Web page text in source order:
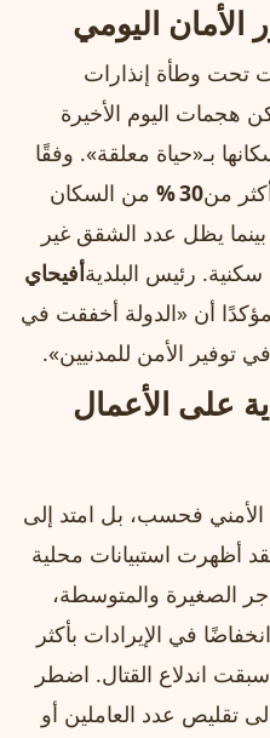
الأمان اليومي
تحت وطأة إنذارات
هجمات اليوم الأخيرة
بـ«حياة معلقة». وفقًا
أكثر من30 %
من السكان
يظل عدد الشقق غير
رئيس البلديةأفيحاي
أن «الدولة أخفقت في
توفير الأمن للمدنيين».
على الأعمال
فحسب، بل امتد إلى
أظهرت استبيانات محلية
الصغيرة والمتوسطة،
في الإيرادات بأكثر
سبقت اندلاع القتال. اضطر
تقليص عدد العاملين أو